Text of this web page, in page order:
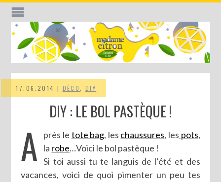
17.06.2014 | DÉCO ,DIY
DIY : LE BOL PASTÈQUE !
A près le tote bag, les chaussures, les pots,
la robe…Voici le bol pastèque !
Si toi aussi tu te languis de l’été et des
vacances, voici de quoi pimenter un peu tes